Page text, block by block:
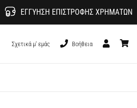
ΕΓΓΎΗΣΗ ΕΠΙΣΤΡΟΦΉΣ ΧΡΗΜΆΤΩΝ
Σχετικά μ' εμάς
Βοήθεια